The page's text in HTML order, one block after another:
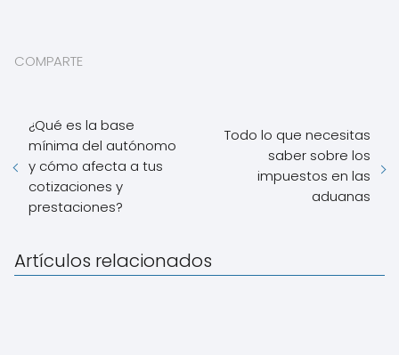
COMPARTE
¿Qué es la base
mínima del autónomo
y cómo afecta a tus
cotizaciones y
prestaciones?
Todo lo que necesitas
saber sobre los
impuestos en las
aduanas
Artículos relacionados